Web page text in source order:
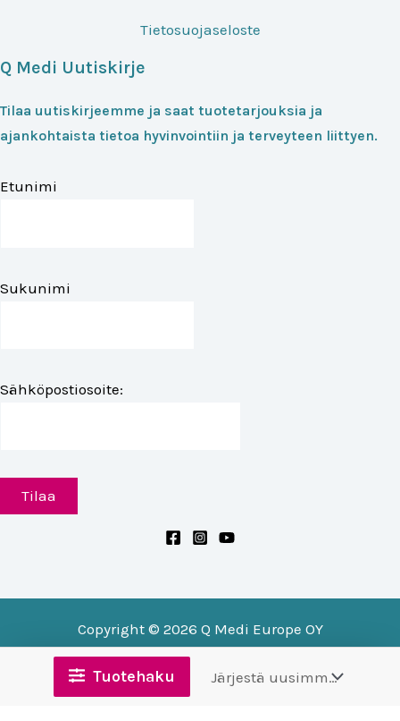
Tuotehaku
Tietosuojaseloste
Q Medi Uutiskirje
Tilaa uutiskirjeemme ja saat tuotetarjouksia ja
ajankohtaista tietoa hyvinvointiin ja terveyteen liittyen.
Etunimi
Sukunimi
Sähköpostiosoite:
Copyright © 2026 Q Medi Europe OY